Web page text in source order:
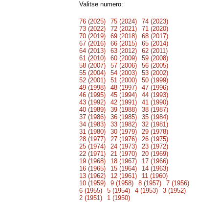
Valitse numero:
76 (2025) 75 (2024)
74 (2023)
73 (2022)
72 (2021)
71 (2020)
70 (2019)
69 (2018)
68 (2017)
67 (2016)
66 (2015)
65 (2014)
64 (2013)
63 (2012)
62 (2011)
61 (2010)
60 (2009)
59 (2008)
58 (2007)
57 (2006)
56 (2005)
55 (2004)
54 (2003)
53 (2002)
52 (2001)
51 (2000)
50 (1999)
49 (1998)
48 (1997)
47 (1996)
46 (1995)
45 (1994)
44 (1993)
43 (1992)
42 (1991)
41 (1990)
40 (1989)
39 (1988)
38 (1987)
37 (1986)
36 (1985)
35 (1984)
34 (1983)
33 (1982)
32 (1981)
31 (1980)
30 (1979)
29 (1978)
28 (1977)
27 (1976)
26 (1975)
25 (1974)
24 (1973)
23 (1972)
22 (1971)
21 (1970)
20 (1969)
19 (1968)
18 (1967)
17 (1966)
16 (1965)
15 (1964)
14 (1963)
13 (1962)
12 (1961)
11 (1960)
10 (1959)
9 (1958) 8 (1957)
7 (1956)
6 (1955)
5 (1954) 4 (1953)
3 (1952)
2 (1951)
1 (1950)